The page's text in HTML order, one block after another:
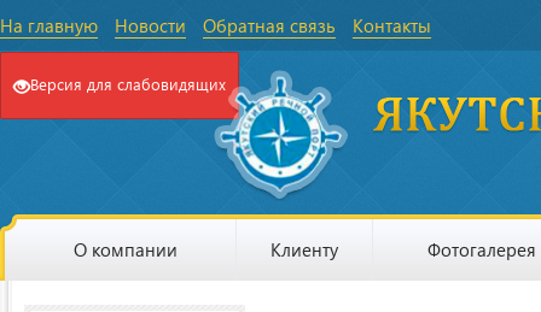
На главную Новости Обратная связь Контакты
Версия для слабовидящих
О компании Клиенту Фотогалерея